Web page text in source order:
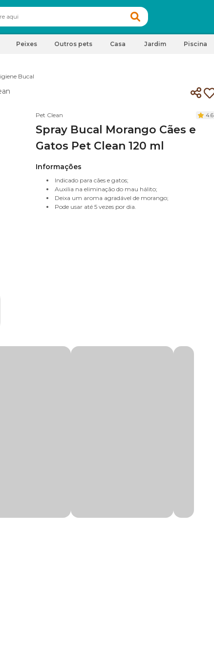
Peixes Outros pets Casa Jardim Piscina
Bucal
Pet Clean 4.6
Spray Bucal Morango Cães e
Gatos Pet Clean 120 ml
Informações
Indicado para cães e gatos;
Auxilia na eliminação do mau hálito;
Deixa um aroma agradável de morango;
Pode usar até 5 vezes por dia.